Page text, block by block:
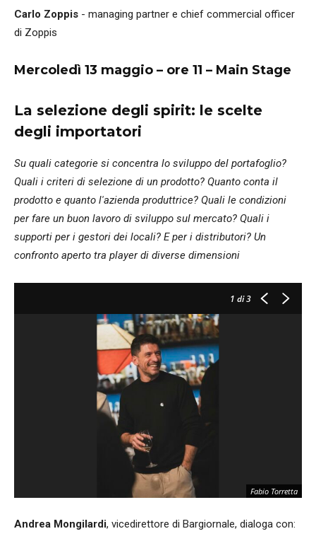
Carlo Zoppis - managing partner e chief commercial officer
di Zoppis
Mercoledì 13 maggio – ore 11 – Main Stage
La selezione degli spirit: le scelte
degli importatori
Su quali categorie si concentra lo sviluppo del portafoglio?
Quali i criteri di selezione di un prodotto? Quanto conta il
prodotto e quanto l'azienda produttrice? Quali le condizioni
per fare un buon lavoro di sviluppo sul mercato? Quali i
supporti per i gestori dei locali? E per i distributori? Un
confronto aperto tra player di diverse dimensioni
1 di 3
Fabio Torretta
Andrea Mongilardi, vicedirettore di Bargiornale, dialoga con: